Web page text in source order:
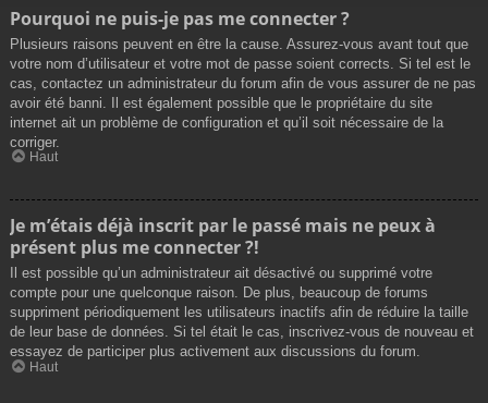
Pourquoi ne puis-je pas me connecter ?
Plusieurs raisons peuvent en être la cause. Assurez-vous avant tout que
votre nom d’utilisateur et votre mot de passe soient corrects. Si tel est le
cas, contactez un administrateur du forum afin de vous assurer de ne pas
avoir été banni. Il est également possible que le propriétaire du site
internet ait un problème de configuration et qu’il soit nécessaire de la
corriger.
Haut
Je m’étais déjà inscrit par le passé mais ne peux à
présent plus me connecter ?!
Il est possible qu’un administrateur ait désactivé ou supprimé votre
compte pour une quelconque raison. De plus, beaucoup de forums
suppriment périodiquement les utilisateurs inactifs afin de réduire la taille
de leur base de données. Si tel était le cas, inscrivez-vous de nouveau et
essayez de participer plus activement aux discussions du forum.
Haut